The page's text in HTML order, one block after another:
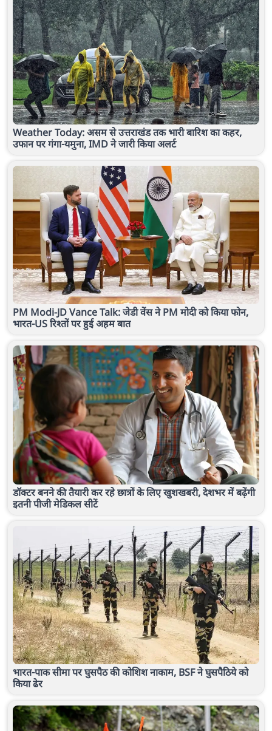
Weather Today: असम से उत्तराखंड तक भारी बारिश का कहर,
उफान पर गंगा-यमुना, IMD ने जारी किया अलर्ट
PM Modi-JD Vance Talk: जेडी वेंस ने PM मोदी को किया फोन,
भारत-US रिश्तों पर हुई अहम बात
डॉक्टर बनने की तैयारी कर रहे छात्रों के लिए खुशखबरी, देशभर में बढ़ेंगी
इतनी पीजी मेडिकल सीटें
भारत-पाक सीमा पर घुसपैठ की कोशिश नाकाम, BSF ने घुसपैठिये को
किया ढेर